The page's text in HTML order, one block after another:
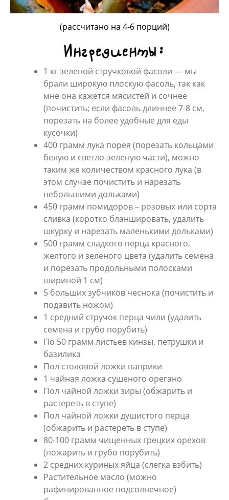
(рассчитано на 4-6 порций)
Ингредиенты:
1 кг зеленой стручковой фасоли — мы
брали широкую плоскую фасоль, так как
мне она кажется мясистей и сочнее
(почистить; если фасоль длиннее 7-8 см,
порезать на более удобные для еды
кусочки)
400 грамм лука порея (порезать кольцами
белую и светло-зеленую части), можно
таким же количеством красного лука (в
этом случае почистить и нарезать
небольшими дольками)
450 грамм помидоров – розовых или сорта
сливка (коротко бланшировать, удалить
шкурку и нарезать маленькими дольками)
500 грамм сладкого перца красного,
желтого и зеленого цвета (удалить семена
и порезать продольными полосками
шириной 1 см)
5 больших зубчиков чеснока (почистить и
подавить ножом)
1 средний стручок перца чили (удалить
семена и грубо порубить)
По 50 грамм листьев кинзы, петрушки и
базилика
Пол столовой ложки паприки
1 чайная ложка сушеного орегано
Пол чайной ложки зиры (обжарить и
растереть в ступе)
Пол чайной ложки душистого перца
(обжарить и растереть в ступе)
80-100 грамм чищенных грецких орехов
(пожарить и грубо порубить)
2 средних куриных яйца (слегка взбить)
Растительное масло (можно
рафинированное подсолнечное)